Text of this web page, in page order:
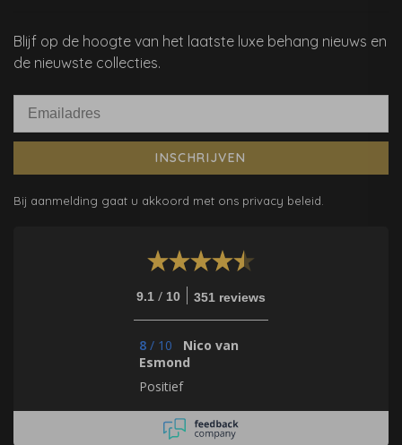
Blijf op de hoogte van het laatste luxe behang nieuws en
de nieuwste collecties.
INSCHRIJVEN
Bij aanmelding gaat u akkoord met ons privacy beleid.
9.1 / 10 351 reviews
8 / 10
Nico van
Esmond
Positief